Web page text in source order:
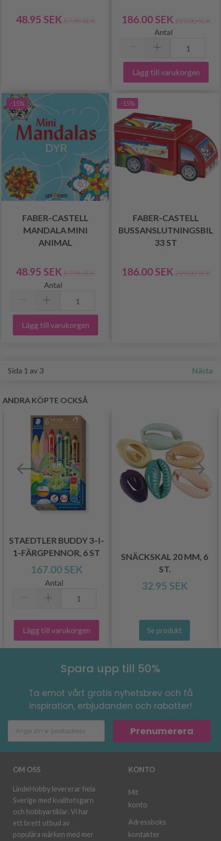
48.95 SEK 57.95 SEK 186.00 SEK 219.00 SEK
Antal
Lägg till varukorgen
-15%
FABER-CASTELL
MANDALA MINI
ANIMAL
48.95 SEK 57.95 SEK
Antal
Lägg till varukorgen
-15%
FABER-CASTELL
BUSSANSLUTNINGSBIL
33 ST
186.00 SEK 219.00 SEK
Sida 1 av 3 Nästa
ANDRA KÖPTE OCKSÅ
STAEDTLER BUDDY 3-I-
1-FÄRGPENNOR, 6 ST
167.00 SEK
Antal
Lägg till varukorgen
SNÄCKSKAL 20 MM, 6
ST.
32.95 SEK
Se produkt
Spara upp till 50%
Ta emot vårt gratis nyhetsbrev och få
inspiration, erbjudanden och rabatter!
Prenumerera
OM OSS
LindeHobby levererar hela
Sverige med kvalitetsgarn
och hobbyartiklar. Vi har
ett brett utbud av
populära märken med mer
KONTO
Mit
konto
Adressboks
kontakter